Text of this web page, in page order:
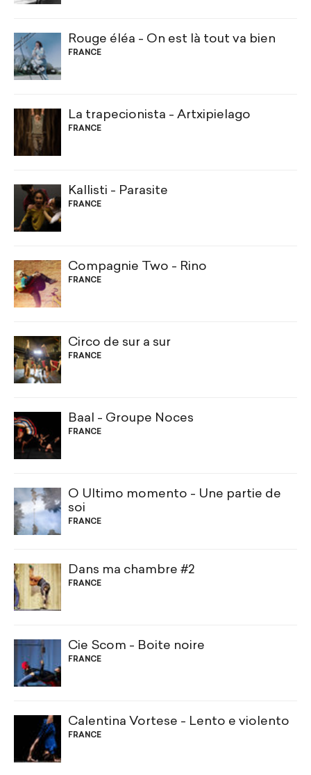
Rouge éléa - On est là tout va bien
FRANCE
La trapecionista - Artxipielago
FRANCE
Kallisti - Parasite
FRANCE
Compagnie Two - Rino
FRANCE
Circo de sur a sur
FRANCE
Baal - Groupe Noces
FRANCE
O Ùltimo momento - Une partie de
soi
FRANCE
Dans ma chambre #2
FRANCE
Cie Scom - Boite noire
FRANCE
Calentina Vortese - Lento e violento
FRANCE